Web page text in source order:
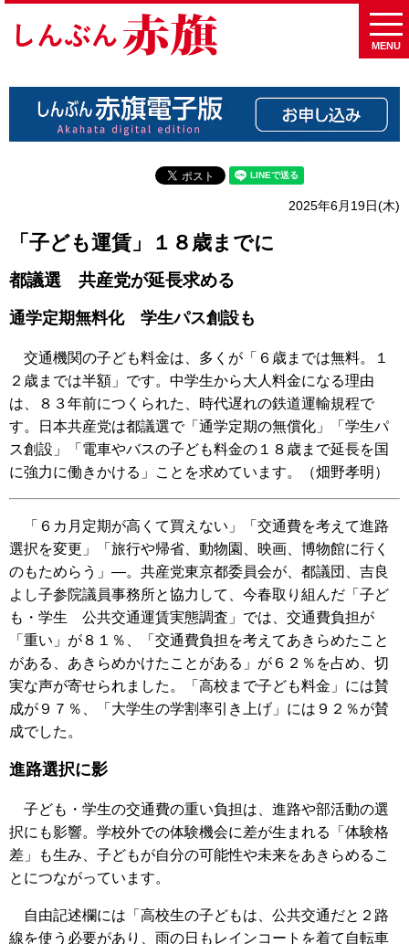
MENU
2025年6月19日(木)
「子ども運賃」１８歳までに
都議選 共産党が延長求める
通学定期無料化 学生パス創設も
交通機関の子ども料金は、多くが「６歳までは無料。１
２歳までは半額」です。中学生から大人料金になる理由
は、８３年前につくられた、時代遅れの鉄道運輸規程で
す。日本共産党は都議選で「通学定期の無償化」「学生パ
ス創設」「電車やバスの子ども料金の１８歳まで延長を国
に強力に働きかける」ことを求めています。（畑野孝明）
「６カ月定期が高くて買えない」「交通費を考えて進路
選択を変更」「旅行や帰省、動物園、映画、博物館に行く
のもためらう」―。共産党東京都委員会が、都議団、吉良
よし子参院議員事務所と協力して、今春取り組んだ「子ど
も・学生 公共交通運賃実態調査」では、交通費負担が
「重い」が８１％、「交通費負担を考えてあきらめたこと
がある、あきらめかけたことがある」が６２％を占め、切
実な声が寄せられました。「高校まで子ども料金」には賛
成が９７％、「大学生の学割率引き上げ」には９２％が賛
成でした。
進路選択に影
子ども・学生の交通費の重い負担は、進路や部活動の選
択にも影響。学校外での体験機会に差が生まれる「体験格
差」も生み、子どもが自分の可能性や未来をあきらめるこ
とにつながっています。
自由記述欄には「高校生の子どもは、公共交通だと２路
線を使う必要があり、雨の日もレインコートを着て自転車